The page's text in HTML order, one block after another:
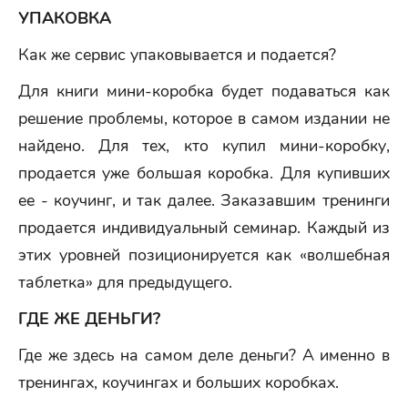
УПАКОВКА
Как же сервис упаковывается и подается?
Для книги мини-коробка будет подаваться как
решение проблемы, которое в самом издании не
найдено. Для тех, кто купил мини-коробку,
продается уже большая коробка. Для купивших
ее - коучинг, и так далее. Заказавшим тренинги
продается индивидуальный семинар. Каждый из
этих уровней позиционируется как «волшебная
таблетка» для предыдущего.
ГДЕ ЖЕ ДЕНЬГИ?
Где же здесь на самом деле деньги? А именно в
тренингах, коучингах и больших коробках.